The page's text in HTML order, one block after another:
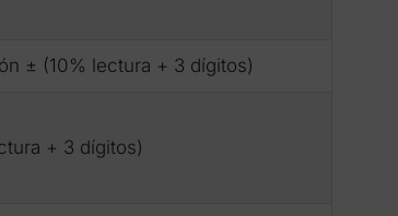
± (10% lectura + 3 dígitos)
+ 3 dígitos)